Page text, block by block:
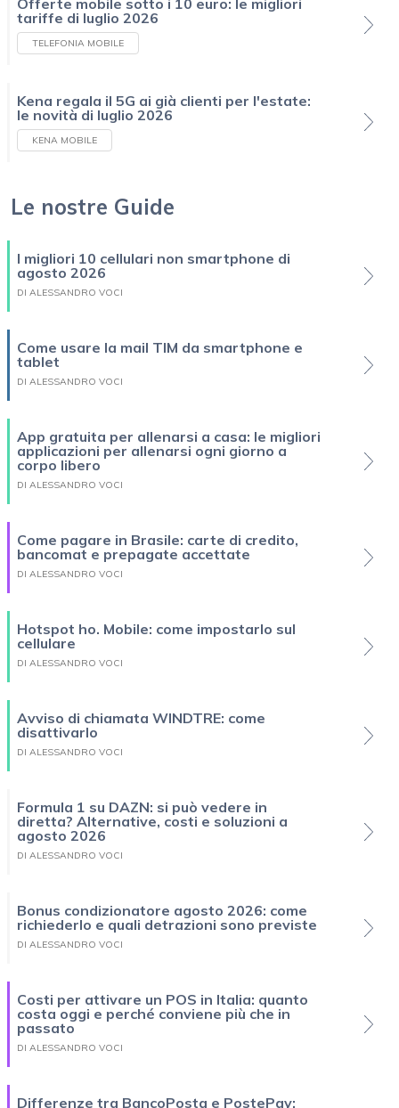
tariffe di luglio 2026
TELEFONIA MOBILE
Kena regala il 5G ai già clienti per l'estate:
le novità di luglio 2026
KENA MOBILE
Le nostre Guide
I migliori 10 cellulari non smartphone di
agosto 2026
DI ALESSANDRO VOCI
Come usare la mail TIM da smartphone e
tablet
DI ALESSANDRO VOCI
App gratuita per allenarsi a casa: le migliori
applicazioni per allenarsi ogni giorno a
corpo libero
DI ALESSANDRO VOCI
Come pagare in Brasile: carte di credito,
bancomat e prepagate accettate
DI ALESSANDRO VOCI
Hotspot ho. Mobile: come impostarlo sul
cellulare
DI ALESSANDRO VOCI
Avviso di chiamata WINDTRE: come
disattivarlo
DI ALESSANDRO VOCI
Formula 1 su DAZN: si può vedere in
diretta? Alternative, costi e soluzioni a
agosto 2026
DI ALESSANDRO VOCI
Bonus condizionatore agosto 2026: come
richiederlo e quali detrazioni sono previste
DI ALESSANDRO VOCI
Costi per attivare un POS in Italia: quanto
costa oggi e perché conviene più che in
passato
DI ALESSANDRO VOCI
Differenze tra BancoPosta e PostePay: